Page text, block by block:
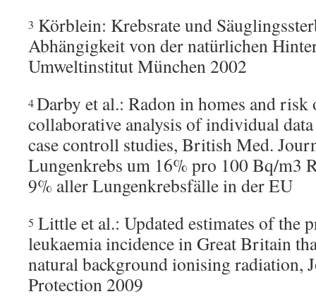
3 Körblein: Krebsrate und
Abhängigkeit von der natürlichen
Umweltinstitut München 2002
4Darby et al.: Radon in homes and risk
collaborative analysis of individual
case controll studies, British Med.
Lungenkrebs um 16% pro 100 Bq/m3
9% aller Lungenkrebsfälle in der EU
5 Little et al.: Updated estimates of the
leukaemia incidence in Great Britain
natural background ionising radiation,
Protection 2009